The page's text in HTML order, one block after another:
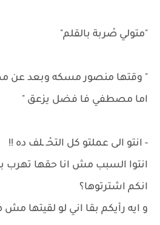
"متولي صْربة بالقلم"
" وقتها منصور مسكه وبعد عن
اما مصطفي فا فضل يزعق "
- انتو الى عملتو كل التحْـ ـلف ده !!
انتوا السبب مش انا حقها تهرب
انكم اشترتوها؟
و ايه رأيكم بقا اني لو لقيتها